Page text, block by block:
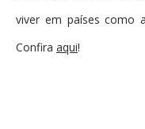
viver em países como
Confira aqui!